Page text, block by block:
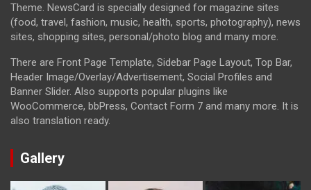
Theme. NewsCard is specially designed for magazine sites
(food, travel, fashion, music, health, sports, photography), news
sites, shopping sites, personal/photo blog and many more.
There are Front Page Template, Sidebar Page Layout, Top Bar,
Header Image/Overlay/Advertisement, Social Profiles and
Banner Slider. Also supports popular plugins like
WooCommerce, bbPress, Contact Form 7 and many more. It is
also translation ready.
Gallery